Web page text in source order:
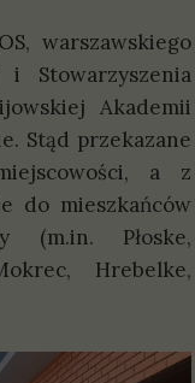
warszawskiego
Stowarzyszenia
Akademii
Stąd przekazane
a z
do mieszkańców
(m.in. Płoske,
Hrebelke,